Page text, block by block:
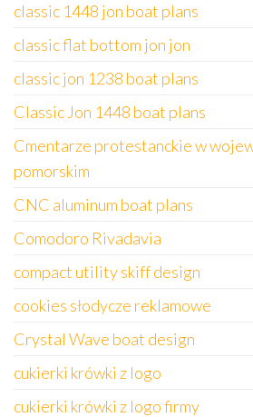
classic 1448 jon boat plans
classic flat bottom jon jon
classic jon 1238 boat plans
Classic Jon 1448 boat plans
Cmentarze protestanckie w
pomorskim
CNC aluminum boat plans
Comodoro Rivadavia
compact utility skiff design
cookies słodycze reklamowe
Crystal Wave boat design
cukierki krówki z logo
cukierki krówki z logo firmy